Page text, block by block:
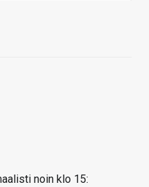
noin klo 15: